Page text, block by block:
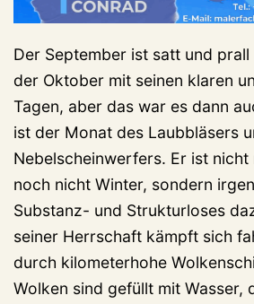
Der September ist satt und
der Oktober mit seinen klaren
Tagen, aber das war es dann
ist der Monat des Laubbläsers
Nebelscheinwerfers. Er ist
noch nicht Winter, sondern
Substanz- und Strukturloses
seiner Herrschaft kämpft sich
durch kilometerhohe
Wolken sind gefüllt mit Wasser,